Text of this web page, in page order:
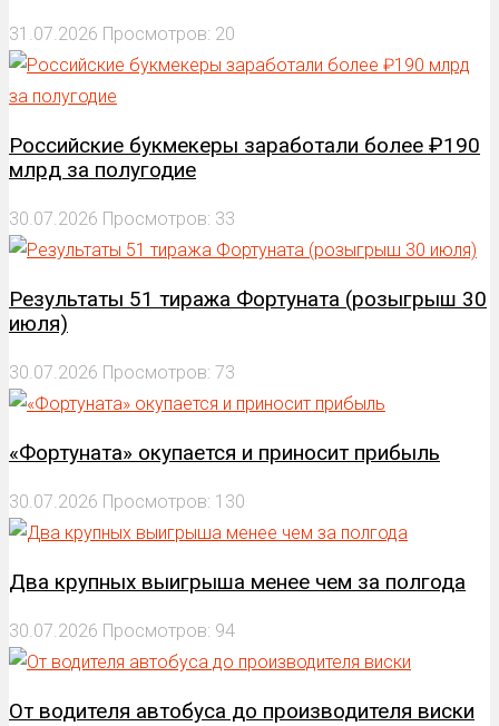
31.07.2026 Просмотров: 20
Российские букмекеры заработали более ₽190
млрд за полугодие
30.07.2026 Просмотров: 33
Результаты 51 тиража Фортуната (розыгрыш 30
июля)
30.07.2026 Просмотров: 73
«Фортуната» окупается и приносит прибыль
30.07.2026 Просмотров: 130
Два крупных выигрыша менее чем за полгода
30.07.2026 Просмотров: 94
От водителя автобуса до производителя виски